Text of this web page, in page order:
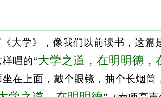
大学》，像我们以前读书，这
唱的“大学之道，在明明德
在上面，戴个眼镜，抽个长烟